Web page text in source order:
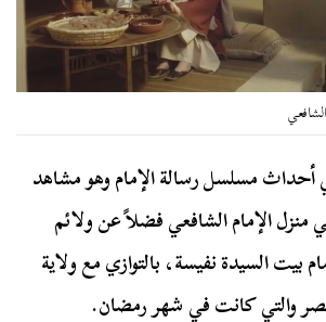
مسلسل رسالة الإمام وهو مشاهد
الإمام الشافعي فضلاً عن ولائم
بيت السيدة نفيسة، بالتوازي مع ولاية
والتي كانت في شهر رمضان.